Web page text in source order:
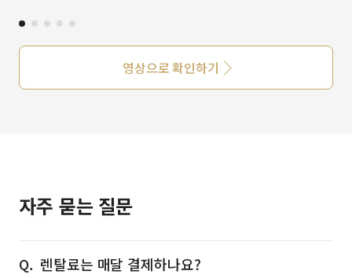
영상으로 확인하기
자주 묻는 질문
렌탈료는 매달 결제하나요?